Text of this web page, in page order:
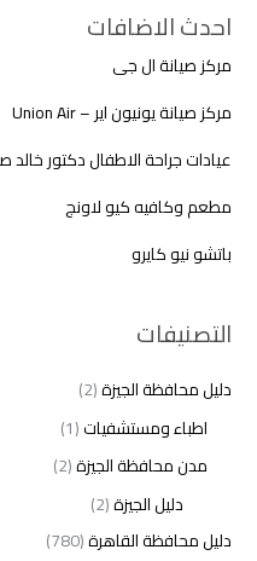
احدث الاضافات
مركز صيانة ال جى
مركز صيانة يونيون اير – Union Air
عيادات جراحة الاطفال دكتور خالد
مطعم وكافيه كيو لاونج
باتشو نيو كايرو
التصنيفات
دليل محافظة الجيزة(2)
اطباء ومستشفيات(1)
مدن محافظة الجيزة(2)
دليل الجيزة(2)
دليل محافظة القاهرة(780)